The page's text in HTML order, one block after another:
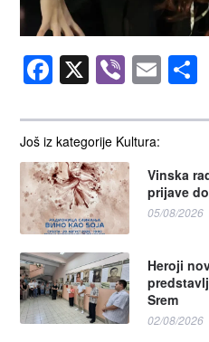
Još iz kategorije Kultura:
Vinska
prijave
05/08/2026
Heroji
Srem
02/08/2026
Facebook
X Viber